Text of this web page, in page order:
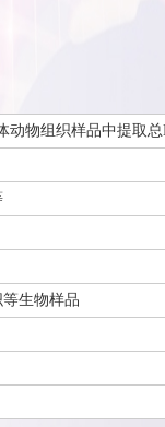
动物组织样品中提取
生物样品